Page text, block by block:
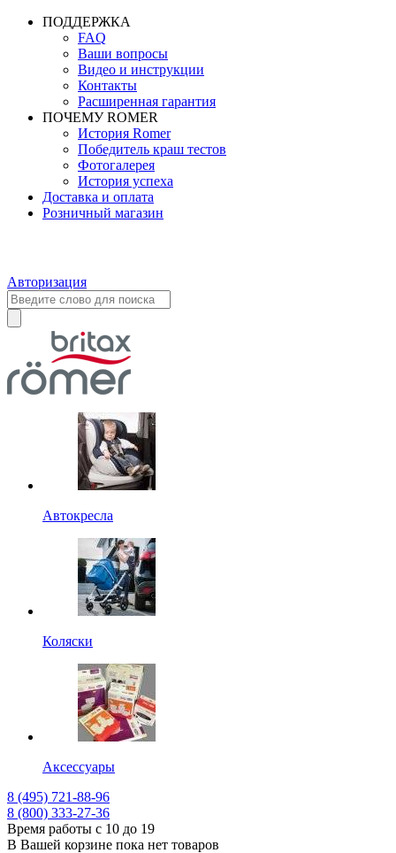
ПОДДЕРЖКА
FAQ
Ваши вопросы
Видео и инструкции
Контакты
Расширенная гарантия
ПОЧЕМУ ROMER
История Romer
Победитель краш тестов
Фотогалерея
История успеха
Доставка и оплата
Розничный магазин
Авторизация
Автокресла
Коляски
Аксессуары
8 (495) 721-88-96
8 (800) 333-27-36
Время работы с 10 до 19
В Вашей корзине пока нет товаров